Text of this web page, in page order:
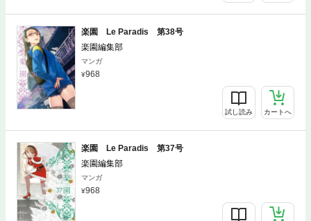
楽園 Le Paradis 第38号
楽園編集部
マンガ
968
試し読み カートへ
楽園 Le Paradis 第37号
楽園編集部
マンガ
968